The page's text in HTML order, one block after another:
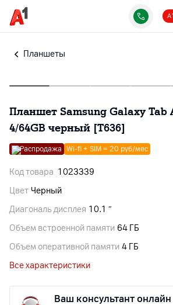
Планшеты
Планшет Samsung Galaxy Tab
4/64GB черный [T636]
Распродажа Wi-fi + SIM = 20 руб/мес
Код товара 1023339
Цвет Черный
Диагональ дисплея 10.1 ″
Объем встроенной памяти 64 ГБ
Объем оперативной памяти 4 ГБ
Все характеристики
Ваш консультант онлайн